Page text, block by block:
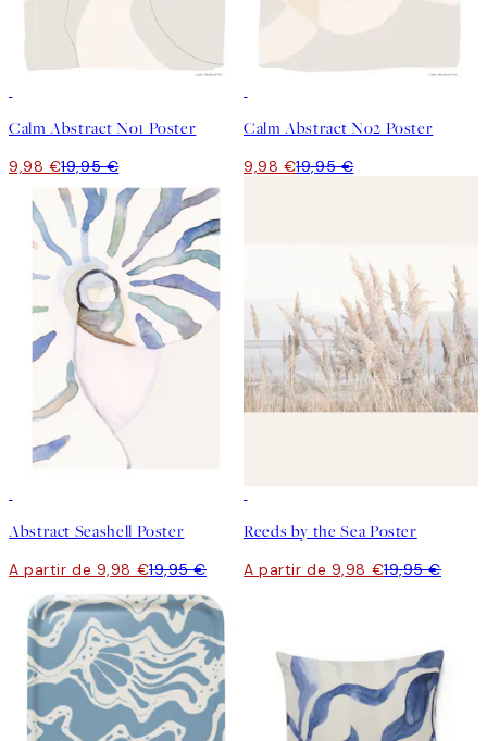
Calm Abstract No1 Poster
9,98 €19,95 €
Calm Abstract No2 Poster
9,98 €19,95 €
Abstract Seashell Poster
A partir de 9,98 €19,95 €
Reeds by the Sea Poster
A partir de 9,98 €19,95 €